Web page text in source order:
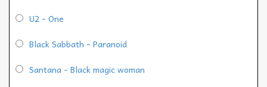
U2 - One
Black Sabbath - Paranoid
Santana - Black magic woman